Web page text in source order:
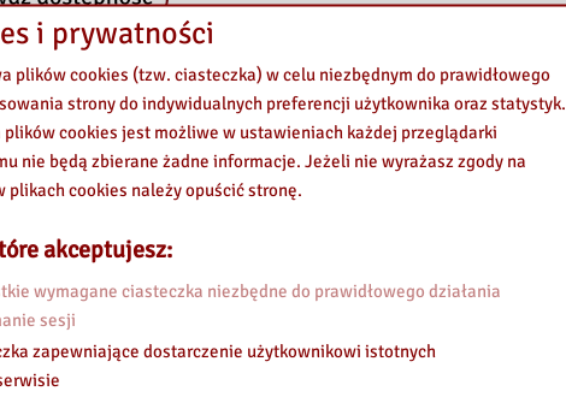
i prywatności
plików cookies (tzw. ciasteczka) w celu niezbędnym do prawidłowego
strony do indywidualnych preferencji użytkownika oraz statystyk.
plików cookies jest możliwe w ustawieniach każdej przeglądarki
nie będą zbierane żadne informacje. Jeżeli nie wyrażasz zgody na
cookies należy opuścić stronę.
akceptujesz:
wymagane ciasteczka niezbędne do prawidłowego działania
sesji
zapewniające dostarczenie użytkownikowi istotnych